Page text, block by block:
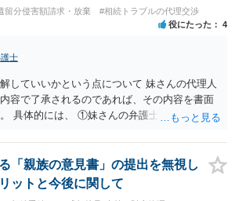
留分侵害額請求・放棄 #相続トラブルの代理交渉
役にたった 4
士
していいかという点について 妹さんの代理人
容で了承されるのであれば、その内容を書面
具体的には、 ①妹さんの弁護士に対して、連
など）を記載した合意書等の書面を作成して
の書面の内容をしっかり確認する。納得でき
明を求めたり、修正を求める。 なお、相続に
がないことを確認する旨を記載してもらいま
「親族の意見書」の提出を無視し
ットと今後に関して